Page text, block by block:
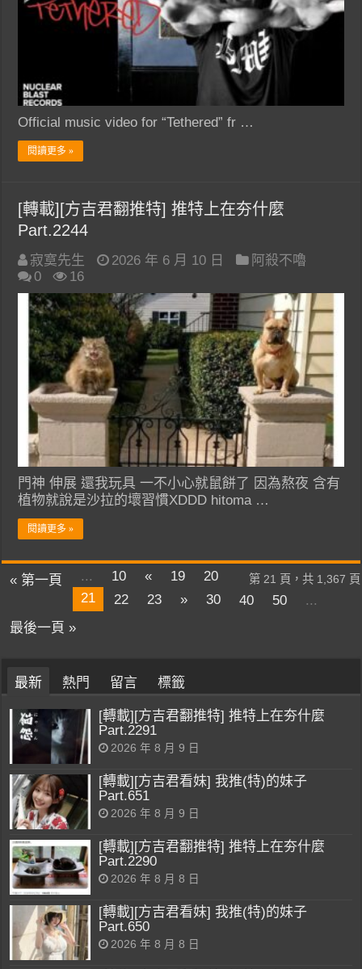
Official music video for “Tethered” fr …
閱讀更多 »
[轉載][方吉君翻推特] 推特上在夯什麼
Part.2244
寂寞先生 2026 年 6 月 10 日
阿殺不嚕
0
16
門神 伸展 還我玩具 一不小心就鼠餅了 因為熬夜 含有
植物就說是沙拉的壞習慣XDDD hitoma …
閱讀更多 »
第 21 頁，共 1,367 頁
« 第一頁 ... 10 « 19
20
21
22 23 » 30 40 50
...
最後一頁 »
最新 熱門 留言 標籤
[轉載][方吉君翻推特] 推特上在夯什麼
Part.2291
2026 年 8 月 9 日
[轉載][方吉君看妹] 我推(特)的妹子
Part.651
2026 年 8 月 9 日
[轉載][方吉君翻推特] 推特上在夯什麼
Part.2290
2026 年 8 月 8 日
[轉載][方吉君看妹] 我推(特)的妹子
Part.650
2026 年 8 月 8 日